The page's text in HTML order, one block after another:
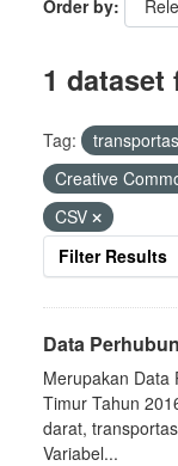
Order by
1 dataset
Tag:
Creative
CSV
Filter Results
Data
Merupakan Data
Timur Tahun
darat,
Variabel...